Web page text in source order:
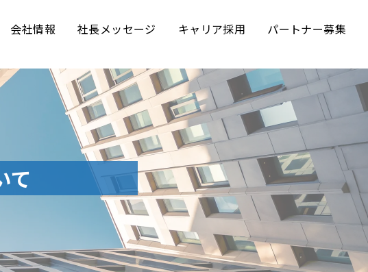
会社情報 社長メッセージ キャリア採用 パートナー募集
て